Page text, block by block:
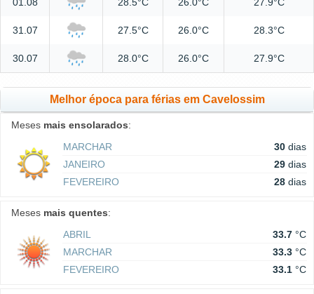
01.08 28.5°C 26.0°C 27.9°C
31.07 27.5°C 26.0°C 28.3°C
30.07 28.0°C 26.0°C 27.9°C
Melhor época para férias em Cavelossim
Meses mais ensolarados:
MARCHAR
30 dias
JANEIRO
29 dias
FEVEREIRO
28 dias
Meses mais quentes:
ABRIL
33.7 °C
MARCHAR
33.3 °C
FEVEREIRO
33.1 °C